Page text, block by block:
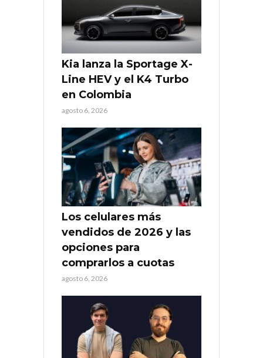
Kia lanza la Sportage X-
Line HEV y el K4 Turbo
en Colombia
agosto 6, 2026
Los celulares más
vendidos de 2026 y las
opciones para
comprarlos a cuotas
agosto 6, 2026